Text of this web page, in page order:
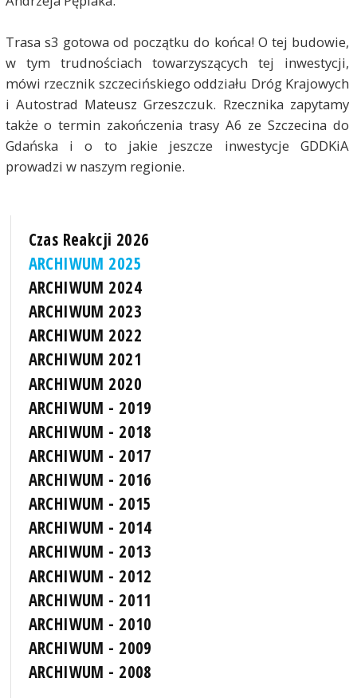
Trasa s3 gotowa od początku do końca! O tej budowie,
w tym trudnościach towarzyszących tej inwestycji,
mówi rzecznik szczecińskiego oddziału Dróg Krajowych
i Autostrad Mateusz Grzeszczuk. Rzecznika zapytamy
także o termin zakończenia trasy A6 ze Szczecina do
Gdańska i o to jakie jeszcze inwestycje GDDKiA
prowadzi w naszym regionie.
Czas Reakcji 2026
ARCHIWUM 2025
ARCHIWUM 2024
ARCHIWUM 2023
ARCHIWUM 2022
ARCHIWUM 2021
ARCHIWUM 2020
ARCHIWUM - 2019
ARCHIWUM - 2018
ARCHIWUM - 2017
ARCHIWUM - 2016
ARCHIWUM - 2015
ARCHIWUM - 2014
ARCHIWUM - 2013
ARCHIWUM - 2012
ARCHIWUM - 2011
ARCHIWUM - 2010
ARCHIWUM - 2009
ARCHIWUM - 2008